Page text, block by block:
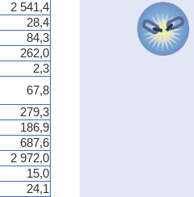
2 541,4
28,4
84,3
262,0
2,3
67,8
279,3
186,9
687,6
2 972,0
15,0
24,1